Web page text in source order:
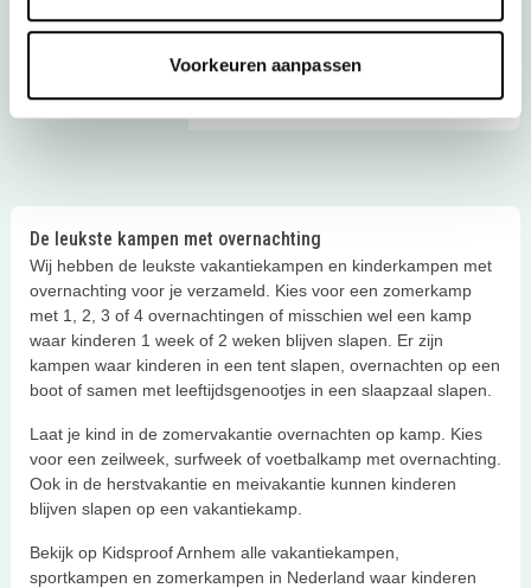
Voorkeuren aanpassen
fijner?
Zó kies je een leuk vakantiekamp
voor je kind!
Elk jaar dook mijn collega Annemarie
er weer in: al die leuke
stapje dichter bij zelfstandigheid.
Voordat je een kamp uitkiest, lees haar
handige tips even door!
De leukste kampen met overnachting
Wij hebben de leukste vakantiekampen en kinderkampen met
overnachting voor je verzameld. Kies voor een zomerkamp
met 1, 2, 3 of 4 overnachtingen of misschien wel een kamp
waar kinderen 1 week of 2 weken blijven slapen. Er zijn
kampen waar kinderen in een tent slapen, overnachten op een
boot of samen met leeftijdsgenootjes in een slaapzaal slapen.
Laat je kind in de zomervakantie overnachten op kamp. Kies
voor een zeilweek, surfweek of voetbalkamp met overnachting.
Ook in de herstvakantie en meivakantie kunnen kinderen
blijven slapen op een vakantiekamp.
Bekijk op Kidsproof Arnhem alle vakantiekampen,
sportkampen en zomerkampen in Nederland waar kinderen